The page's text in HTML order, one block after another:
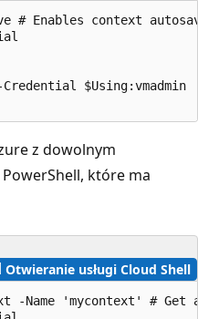
# Enables context
$Using:vmadmin
z dowolnym
które ma
Otwieranie usługi Cloud Shell
-Name 'mycontext' #